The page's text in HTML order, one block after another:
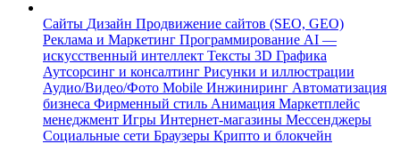
Сайты Дизайн Продвижение сайтов (SEO, GEO)
Реклама и Маркетинг Программирование AI —
искусственный интеллект Тексты 3D Графика
Аутсорсинг и консалтинг Рисунки и иллюстрации
Аудио/Видео/Фото Mobile Инжиниринг Автоматизация
бизнеса Фирменный стиль Анимация Маркетплейс
менеджмент Игры Интернет-магазины Мессенджеры
Социальные сети Браузеры Крипто и блокчейн